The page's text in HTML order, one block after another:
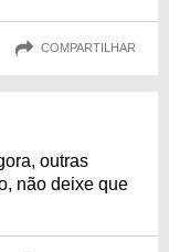
COMPARTILHAR
outras
não deixe que